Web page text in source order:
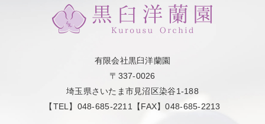
有限会社黒臼洋蘭園
〒337-0026
埼玉県さいたま市見沼区染谷1-188
【TEL】048-685-2211【FAX】048-685-2213